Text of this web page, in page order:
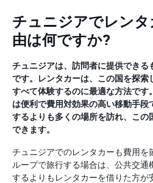
チュニジアでレン
由は何ですか?
チュニジアは、訪問者に提供できる
です。レンタカーは、この国を探索
すべて体験するのに最適な方法です
は便利で費用対効果の高い移動手段
するよりも多くの場所を訪れ、この
できます。
チュニジアでのレンタカーも費用を
ループで旅行する場合は、公共交通
するよりもレンタカーを借りた方が